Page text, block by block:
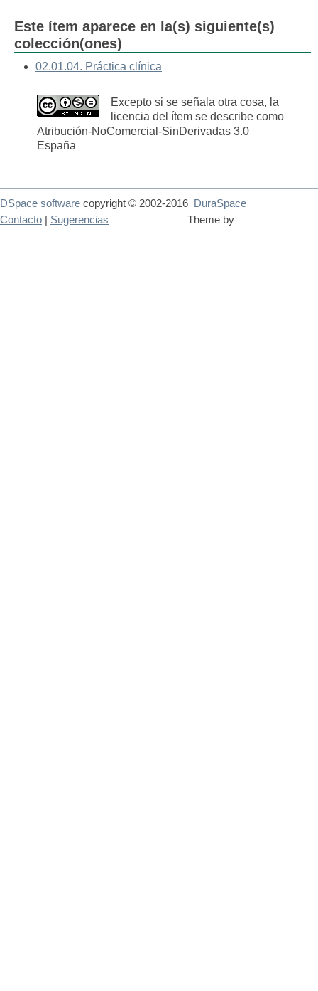
Este ítem aparece en la(s) siguiente(s)
colección(ones)
02.01.04. Práctica clínica
Excepto si se señala otra cosa, la
licencia del ítem se describe como
Atribución-NoComercial-SinDerivadas 3.0
España
DSpace software copyright © 2002-2016
DuraSpace
Theme by
Contacto Sugerencias